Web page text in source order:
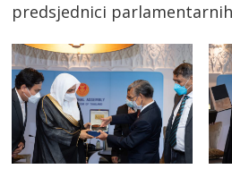
predsjednici